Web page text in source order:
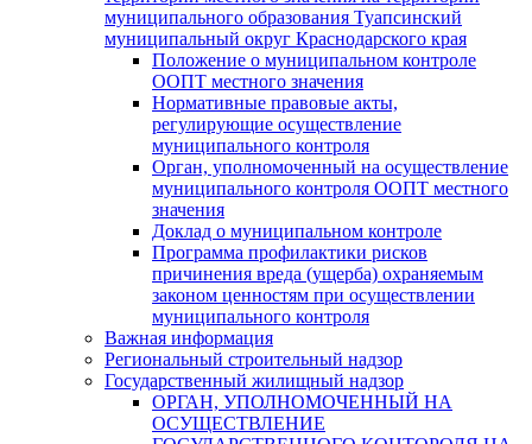
муниципального образования Туапсинский
муниципальный округ Краснодарского края
Положение о муниципальном контроле
ООПТ местного значения
Нормативные правовые акты,
регулирующие осуществление
муниципального контроля
Орган, уполномоченный на осуществление
муниципального контроля ООПТ местного
значения
Доклад о муниципальном контроле
Программа профилактики рисков
причинения вреда (ущерба) охраняемым
законом ценностям при осуществлении
муниципального контроля
Важная информация
Региональный строительный надзор
Государственный жилищный надзор
ОРГАН, УПОЛНОМОЧЕННЫЙ НА
ОСУЩЕСТВЛЕНИЕ